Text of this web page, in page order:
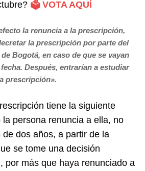
🗳️ VOTA AQUÍ
la renuncia a la prescripción,
la prescripción por parte del
Bogotá, en caso de que se vayan
Después, entrarían a estudiar
prescripción».
tiene la siguiente
la persona renuncia a ella, no
dos años, a partir de la
se tome una decisión
por más que haya renunciado a